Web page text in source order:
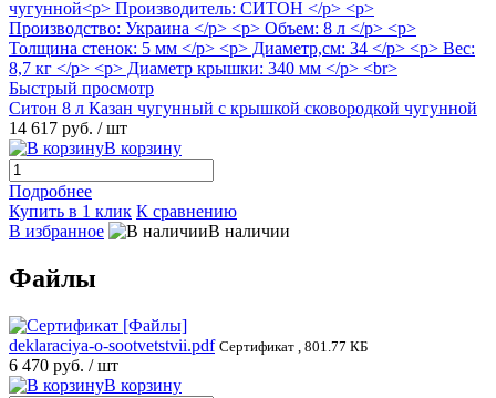
Быстрый просмотр
Ситон 8 л Казан чугунный с крышкой сковородкой чугунной
14 617 руб. / шт
В корзину
Подробнее
Купить в 1 клик К сравнению
В избранное
В наличии
Файлы
deklaraciya-o-sootvetstvii.pdf Сертификат , 801.77 КБ
6 470 руб. / шт
В корзину